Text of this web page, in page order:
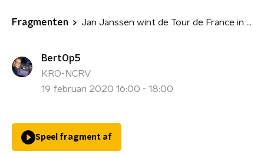
Fragmenten Jan Janssen wint de Tour de France in 1968
BertOp5
KRO-NCRV
19 februari 2020 16:00 - 18:00
Speel fragment af